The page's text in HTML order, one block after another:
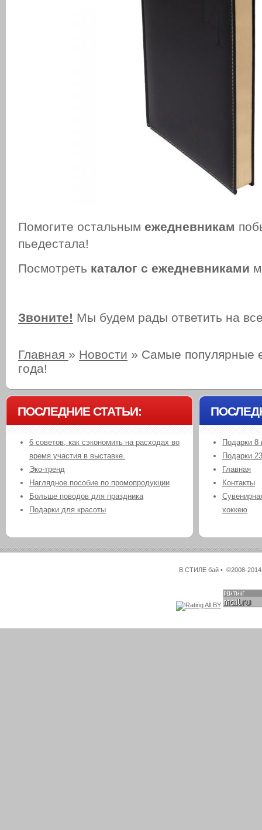
Помогите остальным ежедневникам
пьедестала!
Посмотреть каталог с ежедневниками
Звоните! Мы будем рады ответить на
Главная » Новости » Самые популярные
года!
ПОСЛЕДНИЕ СТАТЬИ:
6 советов, как сэкономить на расходах во
время участия в выставке.
Эко-тренд
Наглядное пособие по промопродукции
Больше поводов для праздника
Подарки для красоты
Подарки 8
Подарки
Главная
Контакты
хоккею
В СТИЛЕ бай • ©2008-